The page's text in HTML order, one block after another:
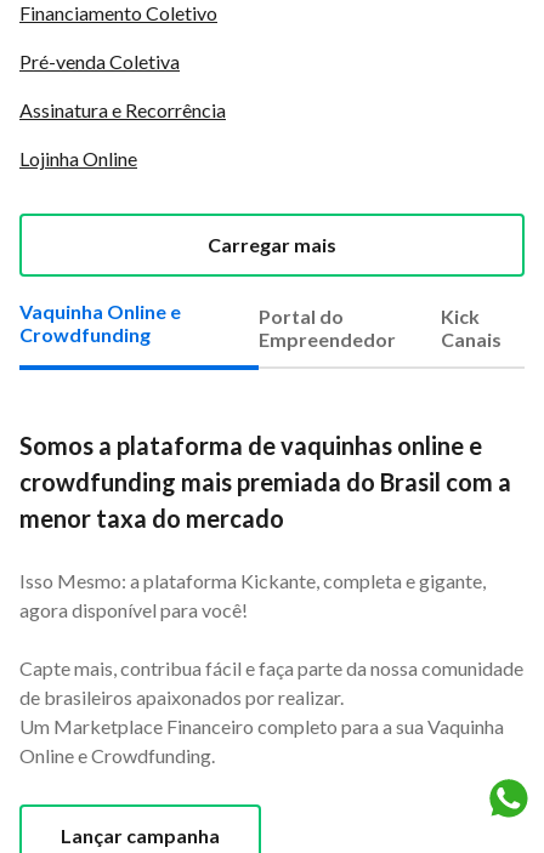
Vaquinha Online e
Crowdfunding
Portal do
Empreendedor
Kick
Canais
Somos a plataforma de vaquinhas online e
crowdfunding mais premiada do Brasil com a
menor taxa do mercado
Isso Mesmo: a plataforma Kickante, completa e gigante,
agora disponível para você!
Capte mais, contribua fácil e faça parte da nossa comunidade
de brasileiros apaixonados por realizar.
Um Marketplace Financeiro completo para a sua Vaquinha
Online e Crowdfunding.
Lançar campanha
Financiamento Coletivo
Pré-venda Coletiva
Assinatura e Recorrência
Lojinha Online
Carregar mais